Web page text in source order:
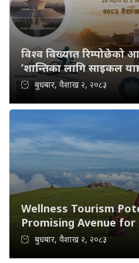
विश्व विख्यात रिम्पोछेको
‘शान्तिका लागि साइकल
बुधबार, वैशाख २, २०८३
Wellness Tourism
Promising Avenue for
बुधबार, वैशाख २, २०८३